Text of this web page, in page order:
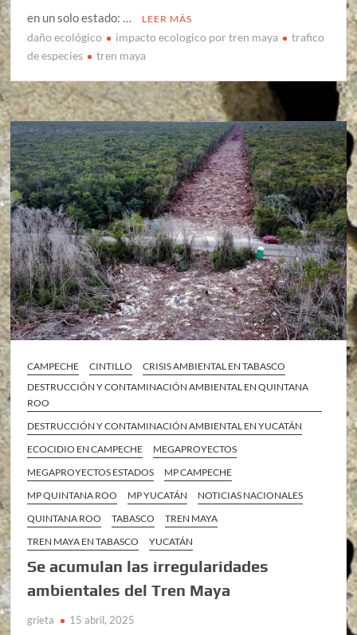
en un solo estado: …
LEER MÁS
daño ecológico impacto ecologico por tren maya
trafico
de especies
tren maya
CAMPECHE CINTILLO
CRISIS AMBIENTAL EN TABASCO
DESTRUCCIÓN Y CONTAMINACIÓN AMBIENTAL EN QUINTANA
ROO
DESTRUCCIÓN Y CONTAMINACIÓN AMBIENTAL EN YUCATÁN
ECOCIDIO EN CAMPECHE
MEGAPROYECTOS
MEGAPROYECTOS ESTADOS
MP CAMPECHE
MP QUINTANA ROO
MP YUCATÁN
NOTICIAS NACIONALES
QUINTANA ROO
TABASCO
TREN MAYA
TREN MAYA EN TABASCO
YUCATÁN
Se acumulan las irregularidades
ambientales del Tren Maya
grieta 15 abril, 2025